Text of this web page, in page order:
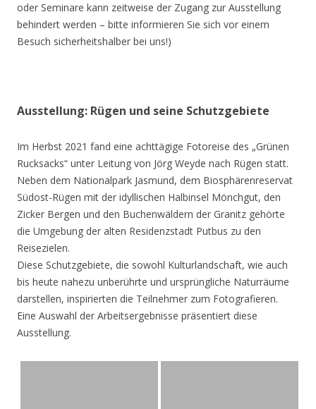
oder Seminare kann zeitweise der Zugang zur Ausstellung
behindert werden – bitte informieren Sie sich vor einem
Besuch sicherheitshalber bei uns!)
Ausstellung: Rügen und seine Schutzgebiete
Im Herbst 2021 fand eine achttägige Fotoreise des „Grünen
Rucksacks“ unter Leitung von Jörg Weyde nach Rügen statt.
Neben dem Nationalpark Jasmund, dem Biosphärenreservat
Südost-Rügen mit der idyllischen Halbinsel Mönchgut, den
Zicker Bergen und den Buchenwäldern der Granitz gehörte
die Umgebung der alten Residenzstadt Putbus zu den
Reisezielen.
Diese Schutzgebiete, die sowohl Kulturlandschaft, wie auch
bis heute nahezu unberührte und ursprüngliche Naturräume
darstellen, inspirierten die Teilnehmer zum Fotografieren.
Eine Auswahl der Arbeitsergebnisse präsentiert diese
Ausstellung.